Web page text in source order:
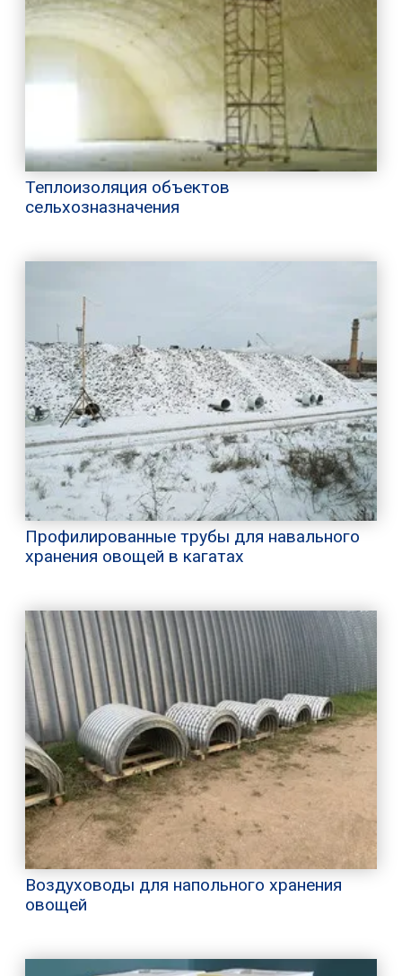
Теплоизоляция объектов
сельхозназначения
Профилированные трубы для навального
хранения овощей в кагатах
Воздуховоды для напольного хранения
овощей